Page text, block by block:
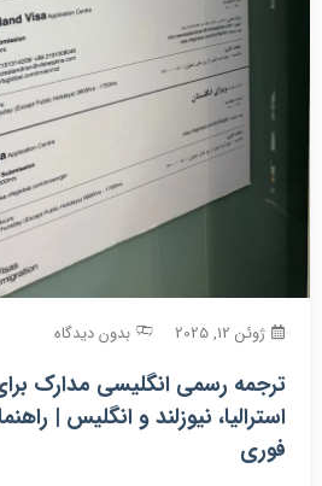
ژوئن 12, 2025 بدون دیدگاه
ترجمه رسمی انگلیسی مدارک
استرالیا، نیوزلند و انگلیس |
فوری